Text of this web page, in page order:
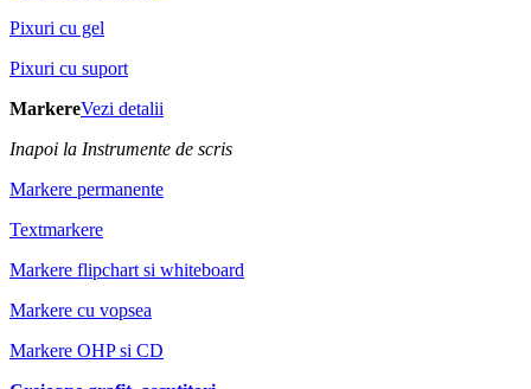
Pixuri cu gel
Pixuri cu suport
MarkereVezi detalii
Inapoi la Instrumente de scris
Markere permanente
Textmarkere
Markere flipchart si whiteboard
Markere cu vopsea
Markere OHP si CD